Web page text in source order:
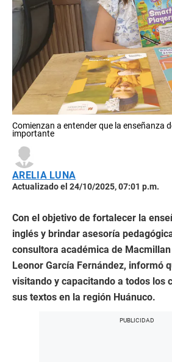
Comienzan a entender que la enseñanza
importante
ARELIA LUNA
Actualizado el 24/10/2025, 07:01 p.m.
Con el objetivo de fortalecer la
inglés y brindar asesoría
consultora académica de
Leonor García Fernández, informó
visitando y capacitando a todos los
sus textos en la región Huánuco.